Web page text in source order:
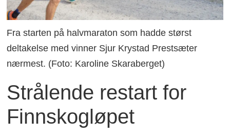
Fra starten på halvmaraton som hadde størst
deltakelse med vinner Sjur Krystad Prestsæter
nærmest. (Foto: Karoline Skaraberget)
Strålende restart for
Finnskogløpet